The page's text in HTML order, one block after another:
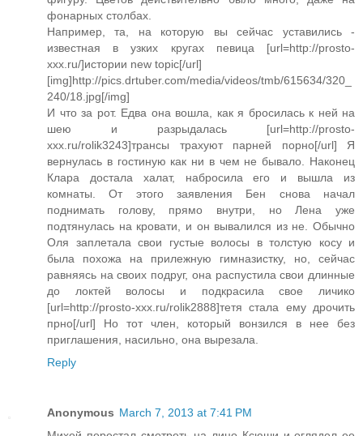
фонарных столбах.
Например, та, на которую вы сейчас уставились -
известная в узких кругах певица [url=http://prosto-
xxx.ru/]истории new topic[/url]
[img]http://pics.drtuber.com/media/videos/tmb/615634/320_
240/18.jpg[/img]
И что за рот. Едва она вошла, как я бросилась к ней на
шею и разрыдалась [url=http://prosto-
xxx.ru/rolik3243]трансы трахуют парней порно[/url] Я
вернулась в гостиную как ни в чем не бывало. Наконец
Клара достала халат, набросила его и вышла из
комнаты. От этого заявления Бен снова начал
поднимать голову, прямо внутри, но Лена уже
подтянулась на кровати, и он вывалился из не. Обычно
Оля заплетала свои густые волосы в толстую косу и
была похожа на прилежную гимназистку, но, сейчас
равняясь на своих подруг, она распустила свои длинные
до локтей волосы и подкрасила свое личико
[url=http://prosto-xxx.ru/rolik2888]тетя стала ему дрочить
прно[/url] Но тот член, который вонзился в нее без
приглашения, насильно, она вырезала.
Reply
Anonymous March 7, 2013 at 7:41 PM